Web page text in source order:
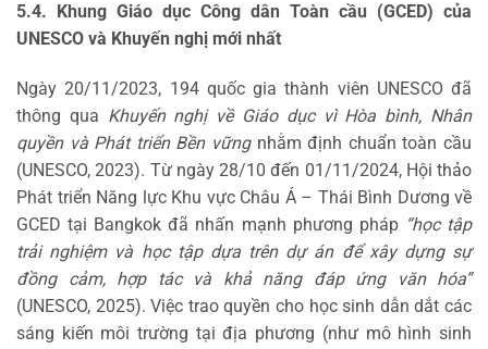
5.4. Khung Giáo dục Công dân Toàn cầu (GCED) của
UNESCO và Khuyến nghị mới nhất
Ngày 20/11/2023, 194 quốc gia thành viên UNESCO đã
thông qua Khuyến nghị về Giáo dục vì Hòa bình, Nhân
quyền và Phát triển Bền vữngnhằm định chuẩn toàn cầu
(UNESCO, 2023). Từ ngày 28/10 đến 01/11/2024, Hội thảo
Phát triển Năng lực Khu vực Châu Á – Thái Bình Dương về
GCED tại Bangkok đã nhấn mạnh phương pháp “học tập
trải nghiệm và học tập dựa trên dự án để xây dựng sự
đồng cảm, hợp tác và khả năng đáp ứng văn hóa”
(UNESCO, 2025). Việc trao quyền cho học sinh dẫn dắt các
sáng kiến môi trường tại địa phương (như mô hình sinh